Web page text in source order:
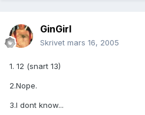
GinGirl
Skrivet mars 16, 2005
1. 12 (snart 13)
2.Nope.
3.I dont know...